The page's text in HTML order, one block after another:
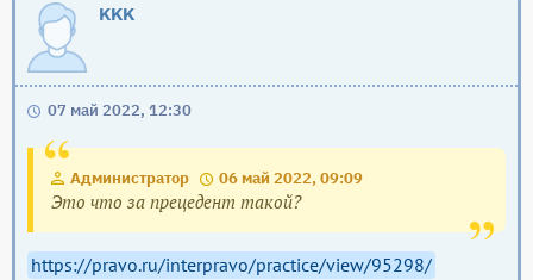
KKK
07 май 2022, 12:30
Администратор 06 май 2022, 09:09
Это что за прецедент такой?
https://pravo.ru/interpravo/practice/view/95298/